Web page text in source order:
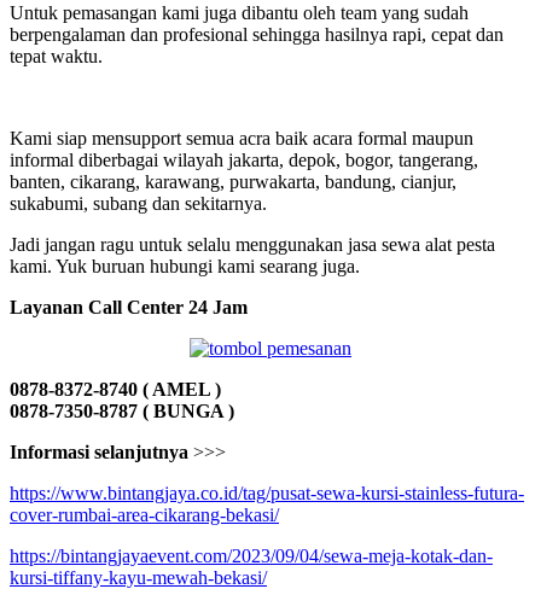
Untuk pemasangan kami juga dibantu oleh team yang sudah
berpengalaman dan profesional sehingga hasilnya rapi, cepat dan
tepat waktu.
Kami siap mensupport semua acra baik acara formal maupun
informal diberbagai wilayah jakarta, depok, bogor, tangerang,
banten, cikarang, karawang, purwakarta, bandung, cianjur,
sukabumi, subang dan sekitarnya.
Jadi jangan ragu untuk selalu menggunakan jasa sewa alat pesta
kami. Yuk buruan hubungi kami searang juga.
Layanan Call Center 24 Jam
0878-8372-8740 ( AMEL )
0878-7350-8787 ( BUNGA )
Informasi selanjutnya >>>
https://www.bintangjaya.co.id/tag/pusat-sewa-kursi-stainless-futura-
cover-rumbai-area-cikarang-bekasi/
https://bintangjayaevent.com/2023/09/04/sewa-meja-kotak-dan-
kursi-tiffany-kayu-mewah-bekasi/